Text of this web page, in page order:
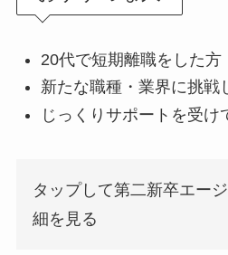
20代で短期離職をした方
新たな職種・業界に挑戦
じっくりサポートを受
タップして第二新卒エー
細を見る